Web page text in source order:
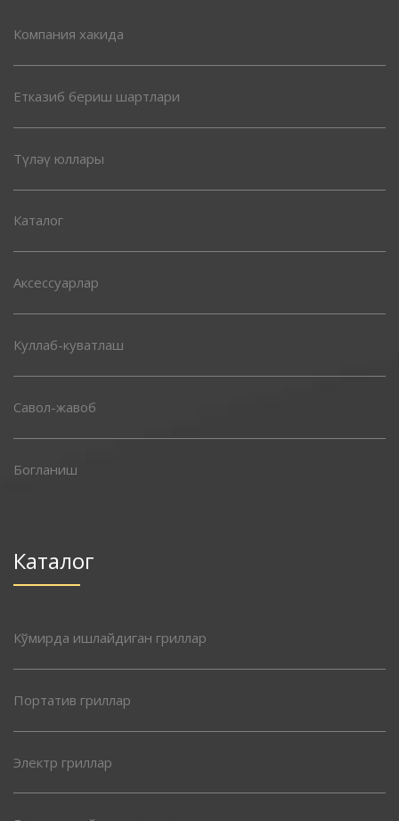
Компания хакида
Етказиб бериш шартлари
Түләү юллары
Каталог
Аксессуарлар
Куллаб-куватлаш
Савол-жавоб
Богланиш
Каталог
Кўмирда ишлайдиган гриллар
Портатив гриллар
Электр гриллар